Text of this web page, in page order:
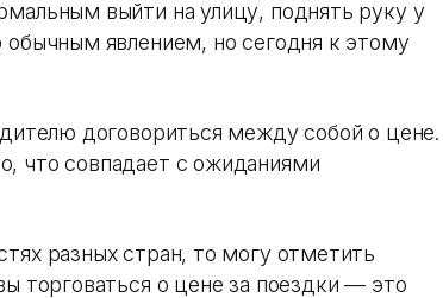
выйти на улицу, поднять руку у
явлением, но сегодня к этому
договориться между собой о цене.
что совпадает с ожиданиями
разных стран, то могу отметить
торговаться о цене за поездки — это